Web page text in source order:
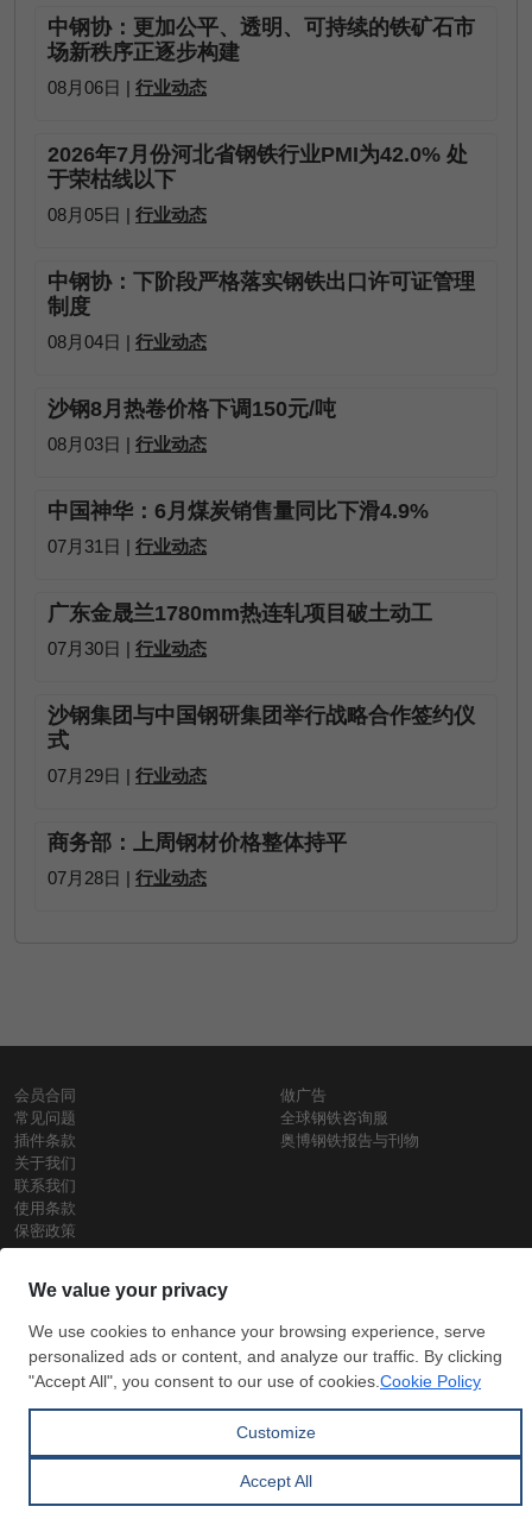
中钢协：更加公平、透明、可持续的铁矿石市
场新秩序正逐步构建
08月06日 | 行业动态
2026年7月份河北省钢铁行业PMI为42.0% 处
于荣枯线以下
08月05日 | 行业动态
中钢协：下阶段严格落实钢铁出口许可证管理
制度
08月04日 | 行业动态
沙钢8月热卷价格下调150元/吨
08月03日 | 行业动态
中国神华：6月煤炭销售量同比下滑4.9%
07月31日 | 行业动态
广东金晟兰1780mm热连轧项目破土动工
07月30日 | 行业动态
沙钢集团与中国钢研集团举行战略合作签约仪
式
07月29日 | 行业动态
商务部：上周钢材价格整体持平
07月28日 | 行业动态
会员合同
常见问题
插件条款
关于我们
联系我们
使用条款
保密政策
做广告
全球钢铁咨询服
奥博钢铁报告与刊物
钢材价格
每日废钢价格
盘条价格
订
阅
信用卡支
付
支付宝支
付